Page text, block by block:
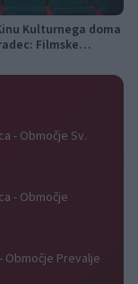
Kulturnega doma
Filmske
- Območje Sv.
- Območje
Območje Prevalje